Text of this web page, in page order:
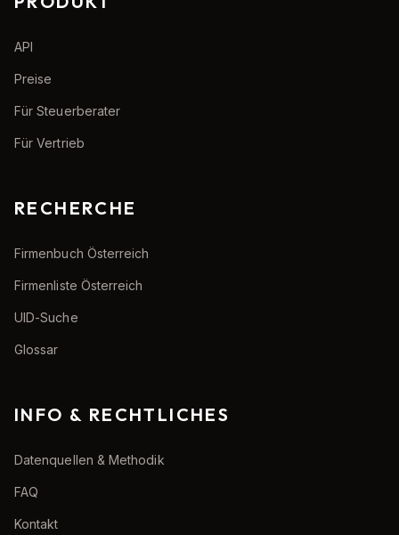
API
Preise
Für Steuerberater
Für Vertrieb
RECHERCHE
Firmenbuch Österreich
Firmenliste Österreich
UID-Suche
Glossar
INFO & RECHTLICHES
Datenquellen & Methodik
FAQ
Kontakt